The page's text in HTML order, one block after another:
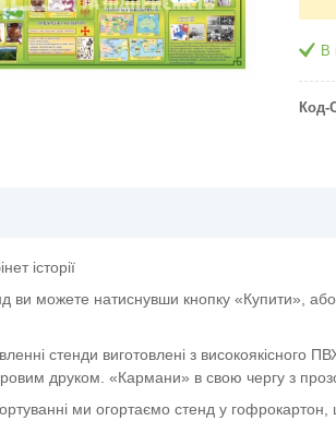
В
Код-
історії
ви можете натиснувши кнопку «Купити»,
стенди виготовлені з
друком. «Кармани» в свою чергу з
ми огортаємо стенд у